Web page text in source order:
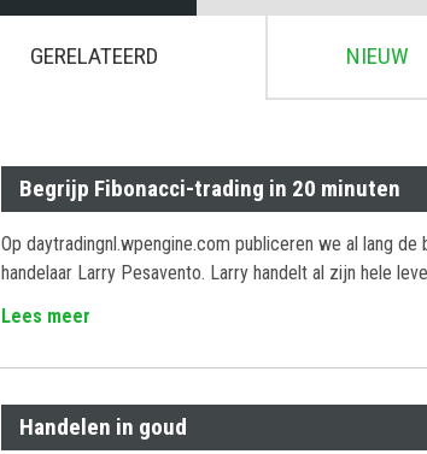
GERELATEERD NIEUW
Begrijp Fibonacci-trading in 20 minuten
Op daytradingnl.wpengine.com publiceren we al lang de
handelaar Larry Pesavento. Larry handelt al zijn hele
Lees meer
Handelen in goud